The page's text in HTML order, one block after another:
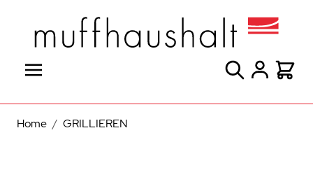
Suche
Home / GRILLIEREN